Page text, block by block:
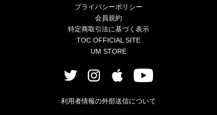
プライバシーポリシー
会員規約
特定商取引法に基づく表示
TOC OFFICIAL SITE
UM STORE
利用者情報の外部送信について